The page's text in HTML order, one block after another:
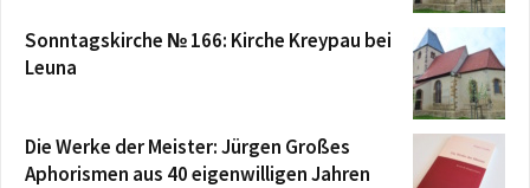
Sonntagskirche № 166: Kirche Kreypau bei
Leuna
Die Werke der Meister: Jürgen Großes
Aphorismen aus 40 eigenwilligen Jahren